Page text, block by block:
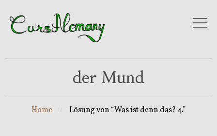
der Mund
Home Lösung von “Was ist denn das? 4.”